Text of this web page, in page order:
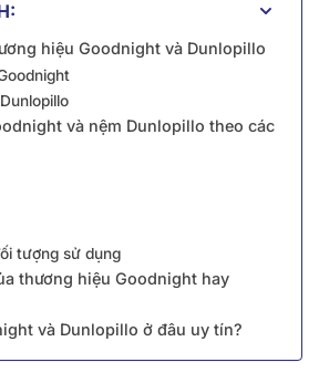
hiệu Goodnight và Dunlopillo
và nệm Dunlopillo theo các
tượng sử dụng
thương hiệu Goodnight hay
và Dunlopillo ở đâu uy tín?